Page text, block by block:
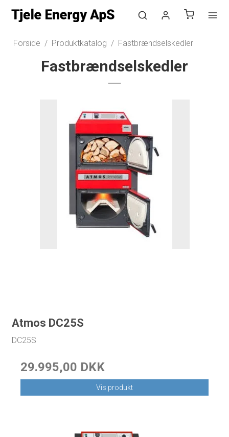
Forside / Produktkatalog / Fastbrændselskedler
Fastbrændselskedler
Atmos DC25S
DC25S
29.995,00 DKK
Vis produkt